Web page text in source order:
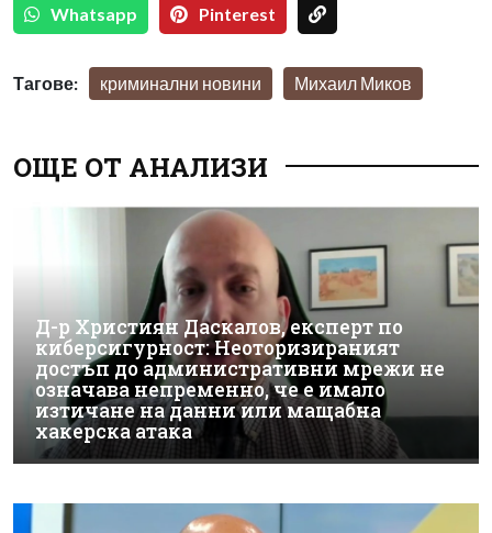
Whatsapp Pinterest
Тагове: криминални новини Михаил Миков
ОЩЕ ОТ АНАЛИЗИ
Д-р Християн Даскалов, експерт по
киберсигурност: Неоторизираният
достъп до административни мрежи не
означава непременно, че е имало
изтичане на данни или мащабна
хакерска атака